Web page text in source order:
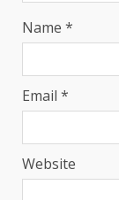
Name *
Email *
Website